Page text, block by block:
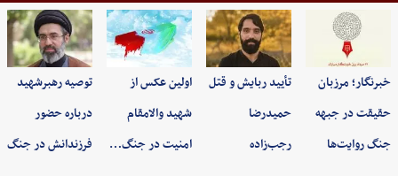
خبرنگار؛ مرزبان
حقیقت در جبهه
جنگ روایت‌ها
تأیید ربایش و قتل
حمیدرضا
رجب‌زاده
اولین عکس از
شهید والامقام
امنیت در جنگ…
توصیه رهبرشهید
درباره حضور
فرزندانش در جنگ